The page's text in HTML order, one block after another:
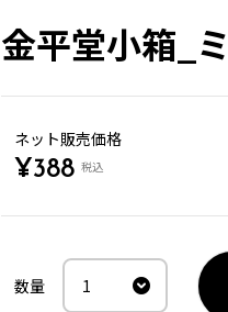
金平堂小箱_
ネット販売価格
¥388 税込